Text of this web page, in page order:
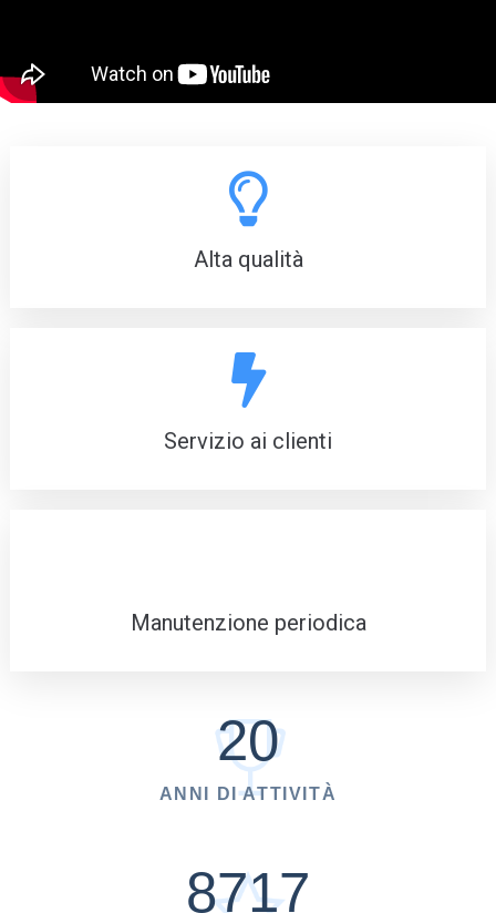
Alta qualità
Servizio ai clienti
Manutenzione periodica
ANNI DI ATTIVITÀ
20
8717